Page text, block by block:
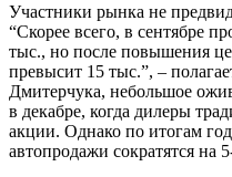
Участники рынка не
“Скорее всего, в сентябре
тыс., но после повышения
превысит 15 тыс.”, –
Дмитерчука, небольшое
в декабре, когда дилеры
акции. Однако по итогам
автопродажи сократятся на